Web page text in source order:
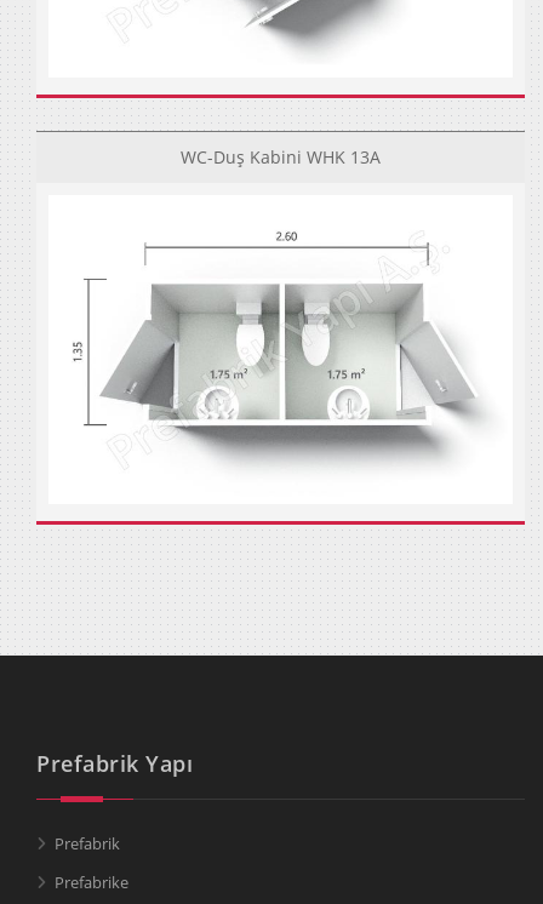
WC-Duş Kabini WHK 13A
Prefabrik Yapı
Prefabrik
Prefabrike